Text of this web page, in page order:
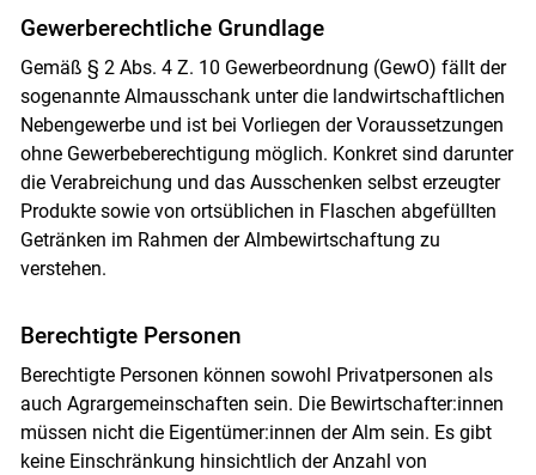
Gewerberechtliche Grundlage
Gemäß § 2 Abs. 4 Z. 10 Gewerbeordnung (GewO) fällt der
sogenannte Almausschank unter die landwirtschaftlichen
Nebengewerbe und ist bei Vorliegen der Voraussetzungen
ohne Gewerbeberechtigung möglich. Konkret sind darunter
die Verabreichung und das Ausschenken selbst erzeugter
Produkte sowie von ortsüblichen in Flaschen abgefüllten
Getränken im Rahmen der Almbewirtschaftung zu
verstehen.
Berechtigte Personen
Berechtigte Personen können sowohl Privatpersonen als
auch Agrargemeinschaften sein. Die Bewirtschafter:innen
müssen nicht die Eigentümer:innen der Alm sein. Es gibt
keine Einschränkung hinsichtlich der Anzahl von